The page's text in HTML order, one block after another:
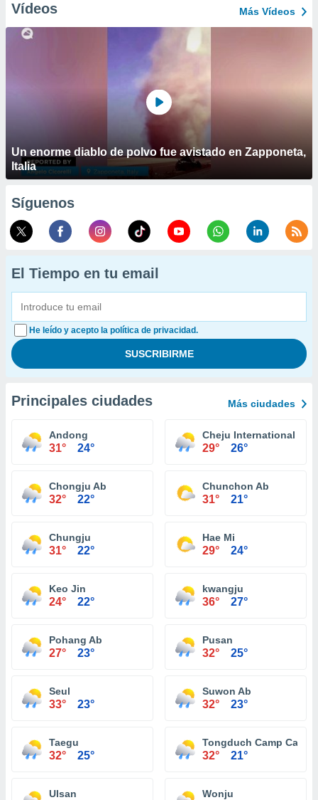
Vídeos Más Vídeos
Un enorme diablo de polvo fue avistado en Zapponeta,
Italia
Síguenos
El Tiempo en tu email
He leído y acepto la política de privacidad.
Principales ciudades Más ciudades
Andong
31° 24°
Cheju International
29° 26°
Chongju Ab
32° 22°
Chunchon Ab
31° 21°
Chungju
31° 22°
Hae Mi
29° 24°
Keo Jin
24° 22°
kwangju
36° 27°
Pohang Ab
27° 23°
Pusan
32° 25°
Seul
33° 23°
Suwon Ab
32° 23°
Taegu
32° 25°
Tongduch Camp Casey
32° 21°
Ulsan Wonju